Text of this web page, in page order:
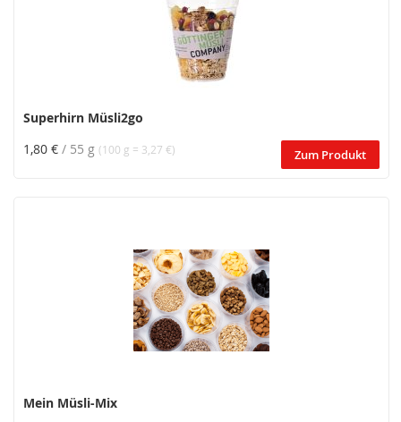
Superhirn Müsli2go
1,80 € / 55 g (100 g = 3,27 €) Zum Produkt
Mein Müsli-Mix